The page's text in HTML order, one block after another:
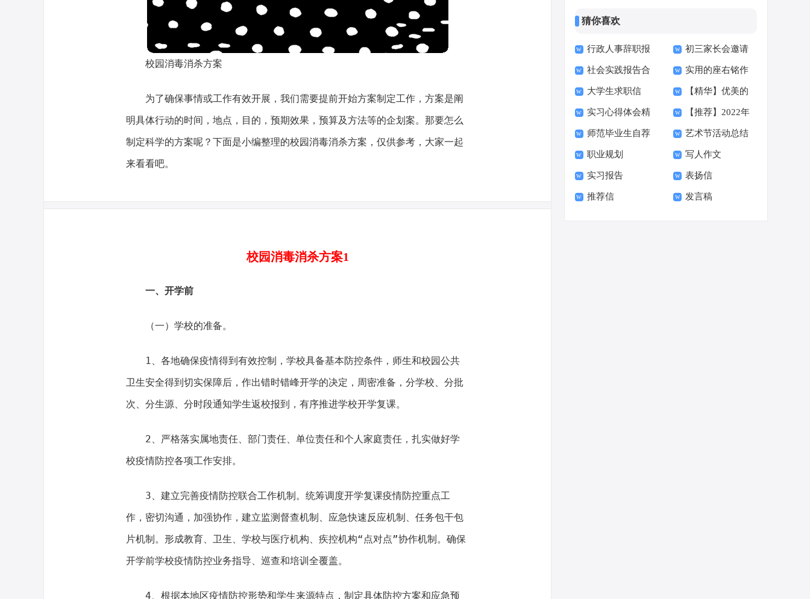
校园消毒消杀方案
为了确保事情或工作有效开展，我们需要提前开始方案制定工作，方案是阐
明具体行动的时间，地点，目的，预期效果，预算及方法等的企划案。那要怎么
制定科学的方案呢？下面是小编整理的校园消毒消杀方案，仅供参考，大家一起
来看看吧。
校园消毒消杀方案1
一、开学前
（一）学校的准备。
1、各地确保疫情得到有效控制，学校具备基本防控条件，师生和校园公共
卫生安全得到切实保障后，作出错时错峰开学的决定，周密准备，分学校、分批
次、分生源、分时段通知学生返校报到，有序推进学校开学复课。
2、严格落实属地责任、部门责任、单位责任和个人家庭责任，扎实做好学
校疫情防控各项工作安排。
3、建立完善疫情防控联合工作机制。统筹调度开学复课疫情防控重点工
作，密切沟通，加强协作，建立监测督查机制、应急快速反应机制、任务包干包
片机制。形成教育、卫生、学校与医疗机构、疾控机构“点对点”协作机制。确保
开学前学校疫情防控业务指导、巡查和培训全覆盖。
4、根据本地区疫情防控形势和学生来源特点，制定具体防控方案和应急预
猜你喜欢
行政人事辞职报
告
初三家长会邀请
函15篇
社会实践报告合
集15篇
实用的座右铭作
文400字集合十篇
大学生求职信
【荐】
【精华】优美的
早安朋友圈问候语34
句
实习心得体会精
选15篇
【推荐】2022年
伤心的签名汇总55句
师范毕业生自荐
信范文六篇
艺术节活动总结
职业规划 写人作文
实习报告 表扬信
推荐信 发言稿